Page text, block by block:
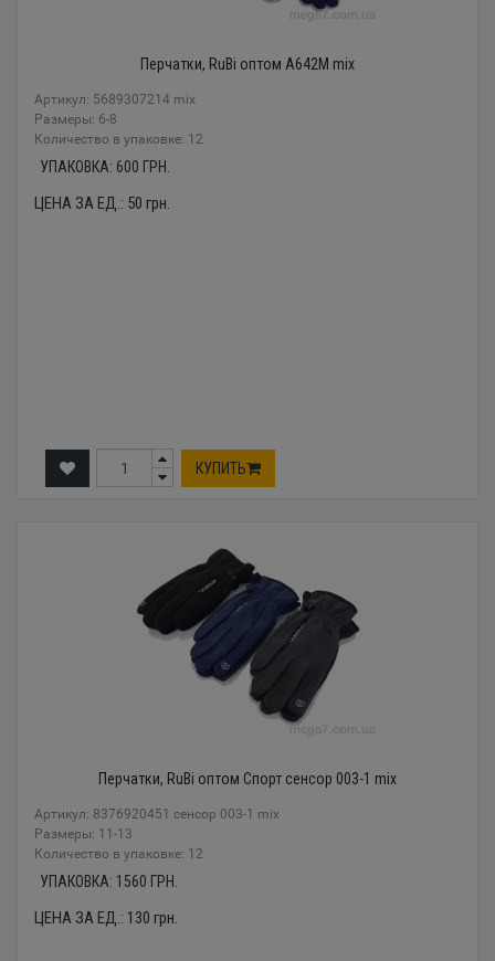
Перчатки, RuBi оптом A642M mix
Артикул: 5689307214 mix
Размеры: 6-8
Количество в упаковке: 12
УПАКОВКА: 600 ГРН.
ЦЕНА ЗА ЕД.: 50 грн.
КУПИТЬ
Перчатки, RuBi оптом Спорт сенсор 003-1 mix
Артикул: 8376920451 сенсор 003-1 mix
Размеры: 11-13
Количество в упаковке: 12
УПАКОВКА: 1560 ГРН.
ЦЕНА ЗА ЕД.: 130 грн.